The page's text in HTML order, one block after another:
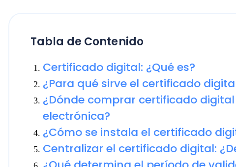
¿Dónde comprar certificado digital
¿Cómo se instala el certificado digital?
Centralizar el certificado digital: ¿De
¿Qué determina el período de validez
digital?